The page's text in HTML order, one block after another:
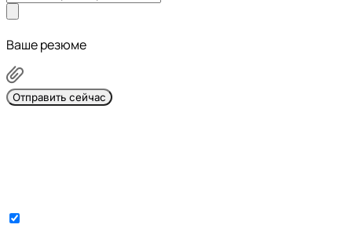
Ваше резюме
Отправить сейчас